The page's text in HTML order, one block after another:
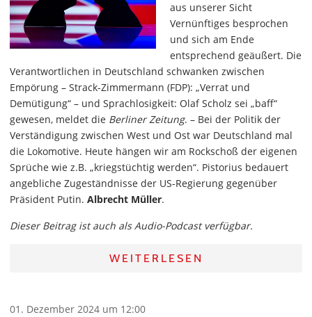
aus unserer Sicht
Vernünftiges besprochen
und sich am Ende
entsprechend geäußert. Die
Verantwortlichen in Deutschland schwanken zwischen
Empörung – Strack-Zimmermann (FDP): „Verrat und
Demütigung“ – und Sprachlosigkeit: Olaf Scholz sei „baff“
gewesen, meldet die Berliner Zeitung. – Bei der Politik der
Verständigung zwischen West und Ost war Deutschland mal
die Lokomotive. Heute hängen wir am Rockschoß der eigenen
Sprüche wie z.B. „kriegstüchtig werden“. Pistorius bedauert
angebliche Zugeständnisse der US-Regierung gegenüber
Präsident Putin. Albrecht Müller.
Dieser Beitrag ist auch als Audio-Podcast verfügbar.
WEITERLESEN
01. Dezember 2024 um 12:00